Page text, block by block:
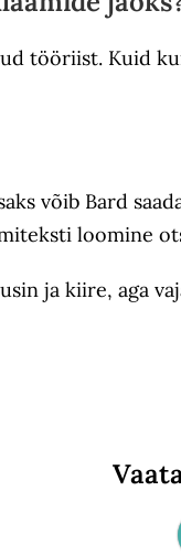
tööriist. Kuid
võib Bard
loomine
ja kiire, aga